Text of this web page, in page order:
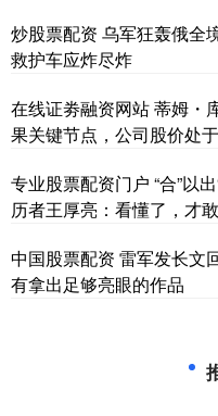
炒股票配资 乌军狂轰俄全
救护车应炸尽炸
在线证劵融资网站 蒂姆・
果关键节点，公司股价处
专业股票配资门户 “合”以
历者王厚亮：看懂了，才
中国股票配资 雷军发长文
有拿出足够亮眼的作品